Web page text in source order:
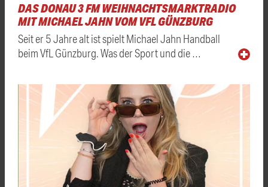
DAS DONAU 3 FM WEIHNACHTSMARKTRADIO
MIT MICHAEL JAHN VOM VFL GÜNZBURG
Seit er 5 Jahre alt ist spielt Michael Jahn Handball
beim VfL Günzburg. Was der Sport und die …